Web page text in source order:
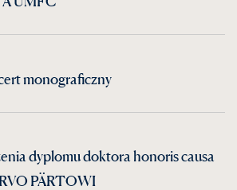
monograficzny
dyplomu doktora honoris causa
PÄRTOWI